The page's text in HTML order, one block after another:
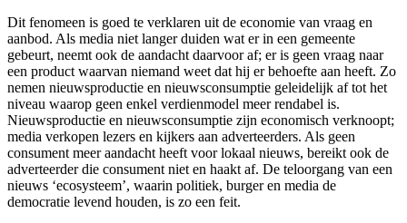
Dit fenomeen is goed te verklaren uit de economie van vraag en
aanbod. Als media niet langer duiden wat er in een gemeente
gebeurt, neemt ook de aandacht daarvoor af; er is geen vraag naar
een product waarvan niemand weet dat hij er behoefte aan heeft. Zo
nemen nieuwsproductie en nieuwsconsumptie geleidelijk af tot het
niveau waarop geen enkel verdienmodel meer rendabel is.
Nieuwsproductie en nieuwsconsumptie zijn economisch verknoopt;
media verkopen lezers en kijkers aan adverteerders. Als geen
consument meer aandacht heeft voor lokaal nieuws, bereikt ook de
adverteerder die consument niet en haakt af. De teloorgang van een
nieuws ‘ecosysteem’, waarin politiek, burger en media de
democratie levend houden, is zo een feit.